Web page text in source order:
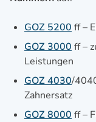
GOZ 5200 ff –
GOZ 3000 ff –
Leistungen
GOZ 4030/
Zahnersatz
GOZ 8000 ff –